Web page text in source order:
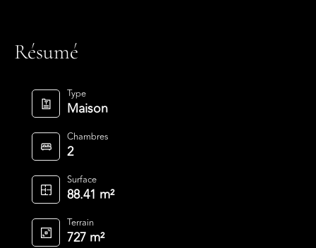
Résumé
Type
Maison
Chambres
2
Surface
88.41 m²
Terrain
727 m²